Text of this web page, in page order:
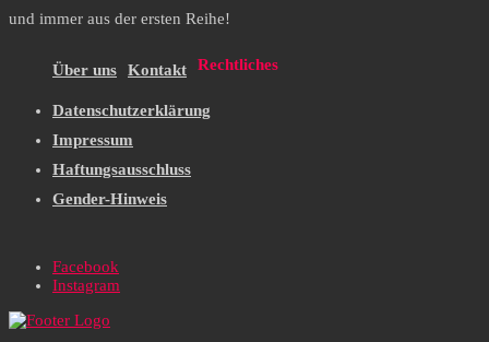
und immer aus der ersten Reihe!
Über uns Kontakt Rechtliches
Datenschutzerklärung
Impressum
Haftungsausschluss
Gender-Hinweis
Facebook
Instagram